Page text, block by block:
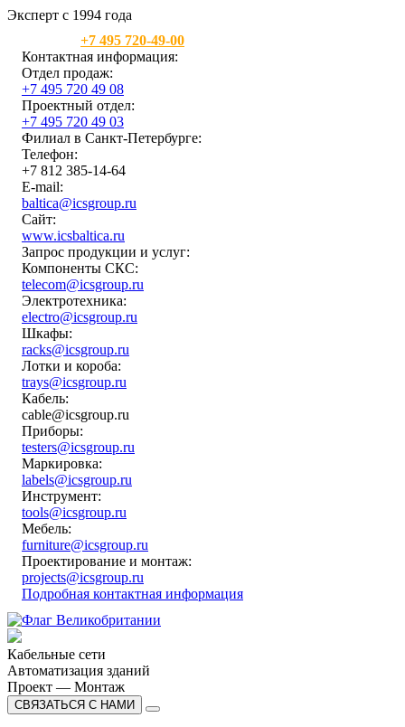
Эксперт с 1994 года
+7 495 720-49-00
Контактная информация:
Отдел продаж:
+7 495 720 49 08
Проектный отдел:
+7 495 720 49 03
Филиал в Санкт-Петербурге:
Телефон:
+7 812 385-14-64
E-mail:
baltica@icsgroup.ru
Сайт:
www.icsbaltica.ru
Запрос продукции и услуг:
Компоненты СКС:
telecom@icsgroup.ru
Электротехника:
electro@icsgroup.ru
Шкафы:
racks@icsgroup.ru
Лотки и короба:
trays@icsgroup.ru
Кабель:
cable@icsgroup.ru
Приборы:
testers@icsgroup.ru
Маркировка:
labels@icsgroup.ru
Инструмент:
tools@icsgroup.ru
Мебель:
furniture@icsgroup.ru
Проектирование и монтаж:
projects@icsgroup.ru
Подробная контактная информация
Кабельные сети
Автоматизация зданий
Проект — Монтаж
СВЯЗАТЬСЯ С НАМИ